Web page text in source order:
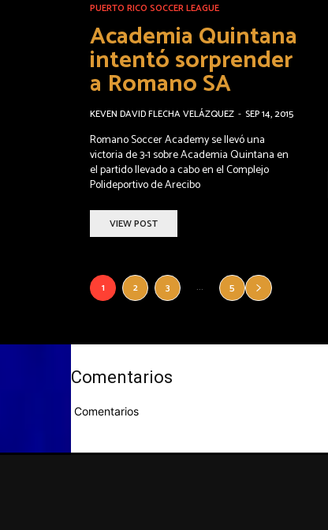
PUERTO RICO SOCCER LEAGUE
Academia Quintana
intentó sorprender
a Romano SA
KEVEN DAVID FLECHA VELÁZQUEZ - SEP 14, 2015
Romano Soccer Academy se llevó una
victoria de 3-1 sobre Academia Quintana en
el partido llevado a cabo en el Complejo
Polideportivo de Arecibo
VIEW POST
1 2 3 ... 5
Comentarios
Comentarios